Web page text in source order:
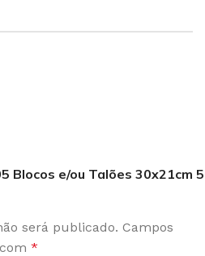
Blocos e/ou Talões 30x21cm
será publicado. Campos
*